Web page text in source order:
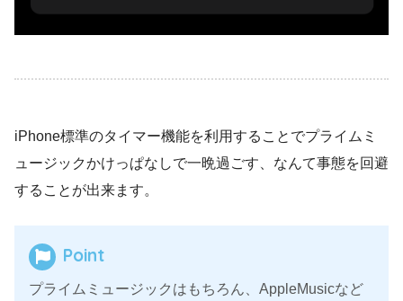
iPhone標準のタイマー機能を利用することでプライムミ
ュージックかけっぱなしで一晩過ごす、なんて事態を回避
することが出来ます。
Point
プライムミュージックはもちろん、AppleMusicなど